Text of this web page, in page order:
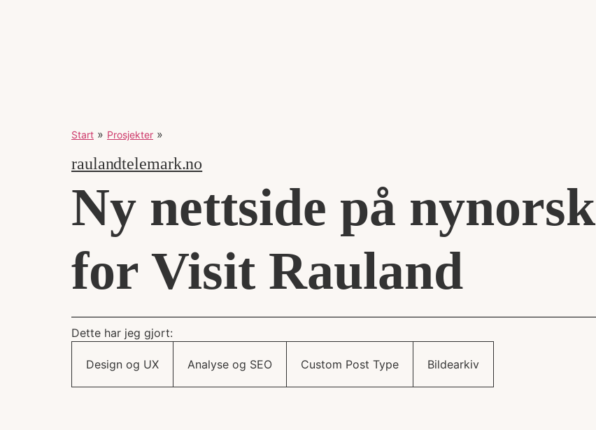
Start » Prosjekter »
raulandtelemark.no
Ny nettside på nynorsk
for Visit Rauland
Dette har jeg gjort:
Design og UX Analyse og SEO Custom Post Type Bildearkiv